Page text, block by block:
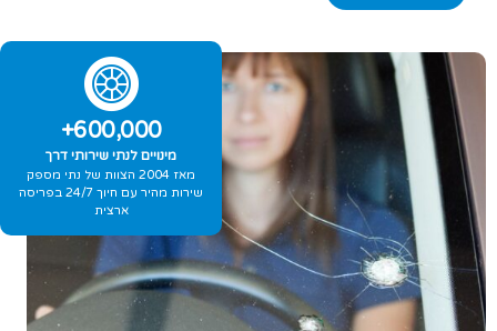
מינויים לנתי שירותי דרך
600,000
+
מאז 2004 הצוות של נתי מספק
שירות מהיר עם חיוך 24/7 בפריסה
ארצית